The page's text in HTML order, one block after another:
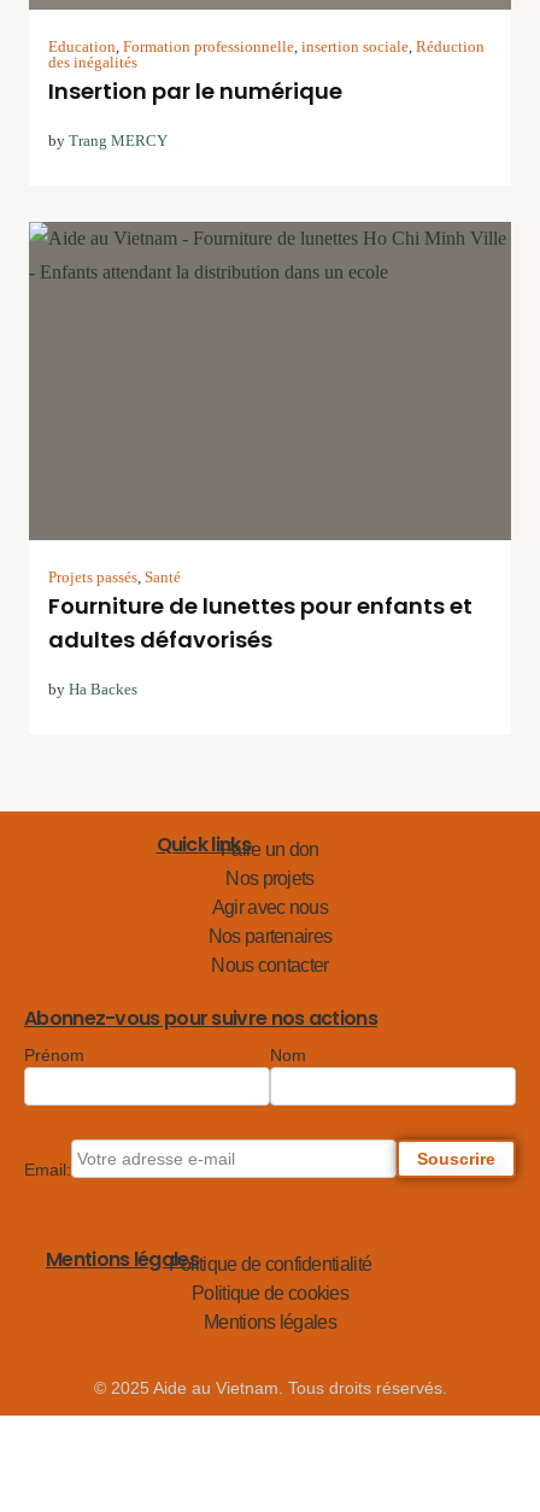
Education, Formation professionnelle, insertion sociale, Réduction
des inégalités
Insertion par le numérique
by Trang MERCY
Projets passés, Santé
Fourniture de lunettes pour enfants et
adultes défavorisés
by Ha Backes
Quick linksFaire un don
Nos projets
Agir avec nous
Nos partenaires
Nous contacter
Abonnez-vous pour suivre nos actions
Prénom Nom
Email:
Mentions légalesPolitique de confidentialité
Politique de cookies
Mentions légales
© 2025 Aide au Vietnam. Tous droits réservés.